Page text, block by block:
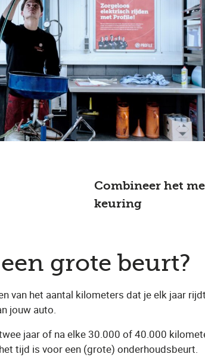
Combineer het
keuring
grote beurt?
van het aantal kilometers dat je elk jaar
jouw auto.
jaar of na elke 30.000 of 40.000
tijd is voor een (grote) onderhoudsbeurt.